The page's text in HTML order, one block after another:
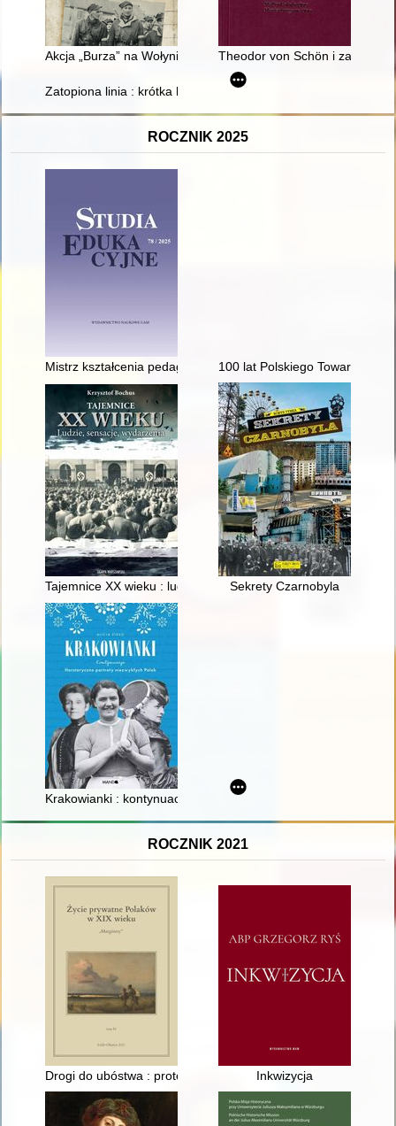
Akcja „Burza” na Wołyniu w świetle wspomnień żołnierzy 27.
Theodor von Schön i zamek w
Zatopiona linia : krótka historia linii kolejowej nr 103 z Trzebini
ROCZNIK 2025
Mistrz kształcenia pedagogicznego - recenzja]100 lat Polskiego Towarzystwa
Tajemnice XX wieku : ludzie, sensacje, wydarzenia : historie
Sekrety Czarnobyla
Krakowianki : kontynuacja : herstoryczne portrety niezwykłych
ROCZNIK 2021
Drogi do ubóstwa : protokół parafialny opiekuna ubogich
Inkwizycja